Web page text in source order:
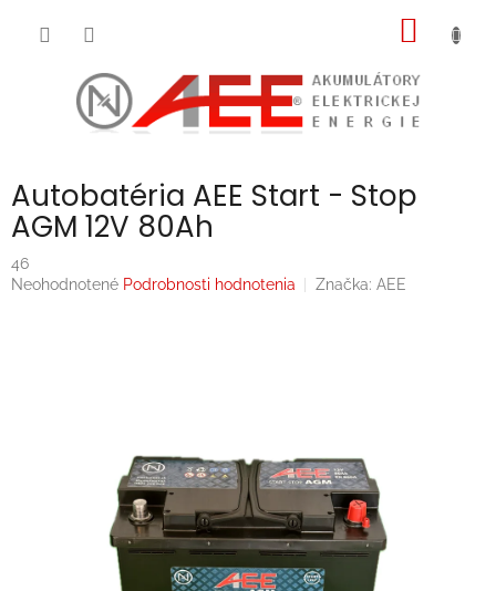
Autobatéria AEE Start - Stop
AGM 12V 80Ah
46
Priemerné
Neohodnotené Podrobnosti hodnotenia Značka: AEE